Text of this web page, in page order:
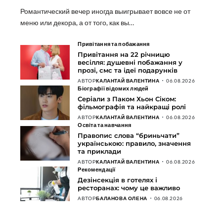
Романтический вечер иногда выигрывает вовсе не от
меню или декора, а от того, как вы…
Привітання та побажання
Привітання на 22 річницю
весілля: душевні побажання у
прозі, смс та ідеї подарунків
АВТОРКАЛАНТАЙ ВАЛЕНТИНА 06.08.2026
Біографії відомих людей
Серіали з Паком Хьон Сіком:
фільмографія та найкращі ролі
АВТОРКАЛАНТАЙ ВАЛЕНТИНА 06.08.2026
Освіта та навчання
Правопис слова “бриньчати”
українською: правило, значення
та приклади
АВТОРКАЛАНТАЙ ВАЛЕНТИНА 06.08.2026
Рекомендації
Дезінсекція в готелях і
ресторанах: чому це важливо
АВТОРБАЛАНОВА ОЛЕНА 06.08.2026